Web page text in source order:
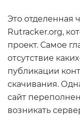
Это отделенная
Rutracker.org,
проект. Самое
отсутствие
публикации
скачивания.
сайт
возникать